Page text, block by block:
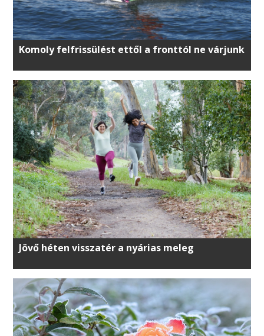
Komoly felfrissülést ettől a fronttól ne várjunk
Jövő héten visszatér a nyárias meleg